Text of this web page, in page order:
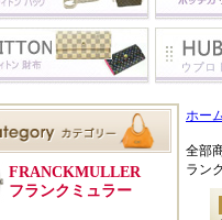
ホー
全部
ラン